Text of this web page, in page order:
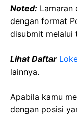
Noted: Lamaran
dengan format
disubmit melalui
Lihat Daftar
lainnya.
Apabila kamu
dengan posisi